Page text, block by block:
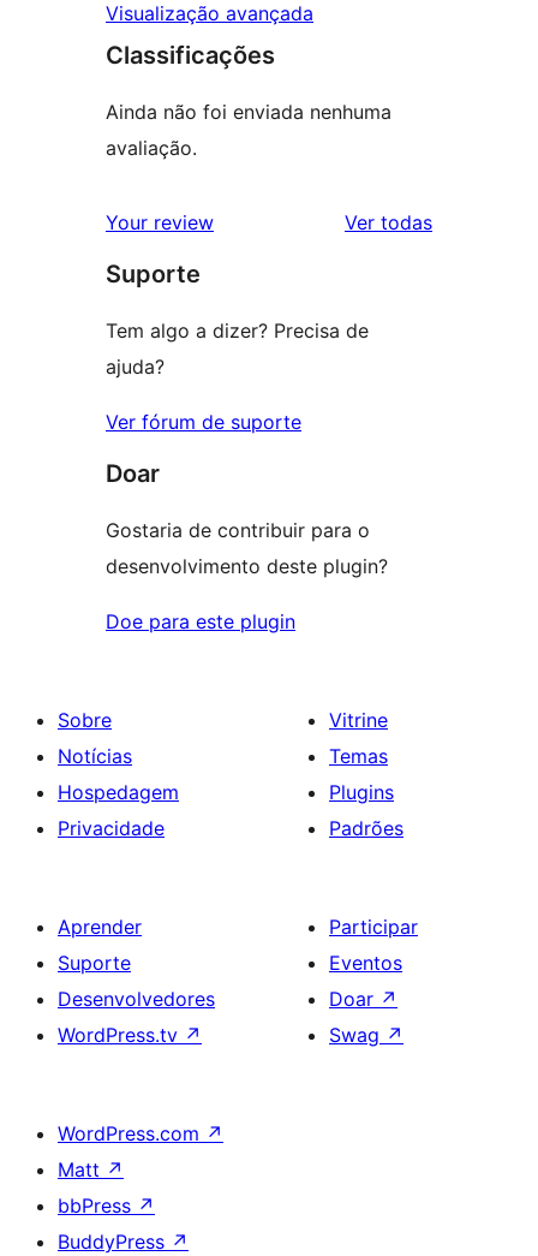
Visualização avançada
Classificações
Ainda não foi enviada nenhuma
avaliação.
Your review Ver todasavaliações
Suporte
Tem algo a dizer? Precisa de
ajuda?
Ver fórum de suporte
Doar
Gostaria de contribuir para o
desenvolvimento deste plugin?
Doe para este plugin
Sobre
Notícias
Hospedagem
Privacidade
Vitrine
Temas
Plugins
Padrões
Aprender
Suporte
Desenvolvedores
WordPress.tv ↗
Participar
Eventos
Doar ↗
Swag ↗
WordPress.com ↗
Matt ↗
bbPress ↗
BuddyPress ↗